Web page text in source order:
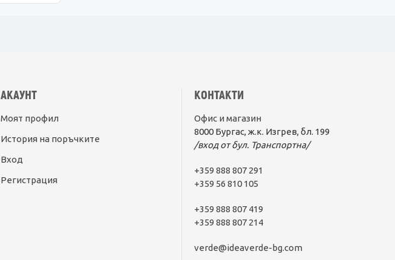
АКАУНТ
Моят профил
История на поръчките
Вход
Регистрация
КОНТАКТИ
Офис и магазин
8000 Бургас, ж.к. Изгрев, бл. 199
/вход от бул. Транспортна/
+359 888 807 291
+359 56 810 105
+359 888 807 419
+359 888 807 214
verde@ideaverde-bg.com